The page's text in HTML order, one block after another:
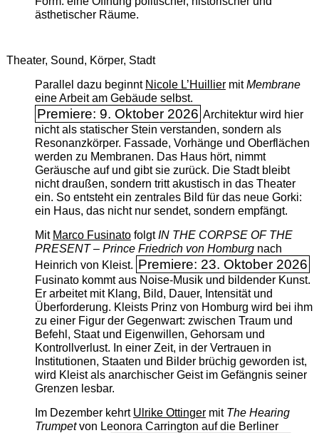
ästhetischer Räume.
Theater, Sound, Körper, Stadt
Parallel dazu beginnt Nicole L’Huilliermit ­Membrane
eine Arbeit am Gebäude selbst.
Premiere: 9. Oktober 2026 Architektur wird hier
nicht als statischer Stein verstanden, sondern als
Resonanzkörper. Fassade, Vorhänge und Oberflächen
werden zu Membranen. Das Haus hört, nimmt
Geräusche auf und gibt sie zurück. Die Stadt bleibt
nicht draußen, sondern tritt akustisch in das Theater
ein. So entsteht ein zentrales Bild für das neue Gorki:
ein Haus, das nicht nur sendet, sondern empfängt.
Mit Marco FusinatofolgtIN THE CORPSE OF THE
PRESENT – Prince Friedrich von Homburgnach
Heinrich von Kleist. Premiere: 23. Oktober 2026
Fusinato kommt aus Noise-Musik und bildender Kunst.
Er arbeitet mit Klang, Bild, Dauer, Intensität und
Überforderung. Kleists Prinz von Homburg wird bei ihm
zu einer Figur der Gegenwart: zwischen Traum und
Befehl, Staat und Eigenwillen, Gehorsam und
Kontrollverlust. In einer Zeit, in der Vertrauen in
Institutionen, Staaten und Bilder brüchig geworden ist,
wird Kleist als anarchischer Geist im Gefängnis seiner
Grenzen lesbar.
Im Dezember kehrt Ulrike Ottingermit The ­Hearing
Trumpetvon Leonora Carrington auf die Berliner